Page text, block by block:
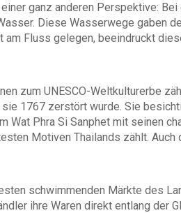
ganz anderen Perspektive:
Diese Wasserwege gaben
am Fluss gelegen, beeindruckt
zum UNESCO-Weltkulturerbe
1767 zerstört wurde. Sie
Wat Phra Si Sanphet mit seinen
Motiven Thailands zählt. Auch
schwimmenden Märkte des
ihre Waren direkt entlang der